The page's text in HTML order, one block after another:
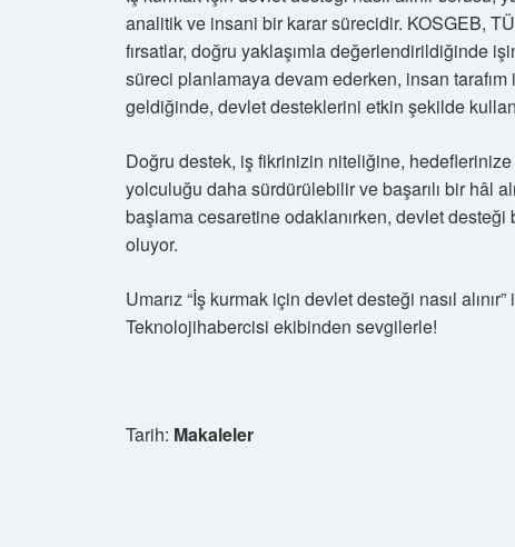
analitik ve insani bir karar sürecidir. KOSGEB,
fırsatlar, doğru yaklaşımla değerlendirildiğinde
süreci planlamaya devam ederken, insan
geldiğinde, devlet desteklerini etkin şekilde
Doğru destek, iş fikrinizin niteliğine,
yolculuğu daha sürdürülebilir ve başarılı bir hâl
başlama cesaretine odaklanırken, devlet desteği
oluyor.
Umarız “İş kurmak için devlet desteği nasıl
Teknolojihabercisi ekibinden sevgilerle!
Tarih: Makaleler